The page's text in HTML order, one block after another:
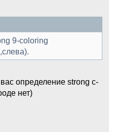
9-coloring
определение strong c-
нет)